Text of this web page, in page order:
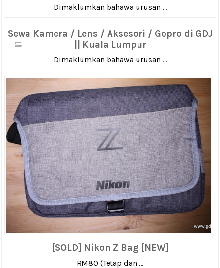
Dimaklumkan bahawa urusan ...
Sewa Kamera / Lens / Aksesori / Gopro di GDJ
|| Kuala Lumpur
Dimaklumkan bahawa urusan ...
[SOLD] Nikon Z Bag [NEW]
RM80 (Tetap dan ...